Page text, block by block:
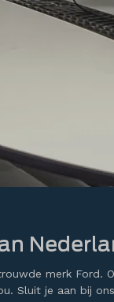
merk
Sluit je aan bij